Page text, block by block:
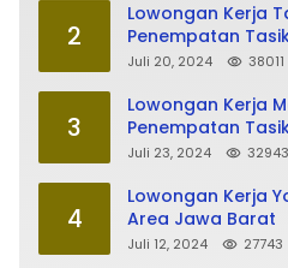
2
Lowongan Kerja
Penempatan
Juli 20, 2024 38011
3
Lowongan Kerja
Penempatan
Juli 23, 2024 32943
4
Lowongan Kerja
Area Jawa Barat
Juli 12, 2024 27743